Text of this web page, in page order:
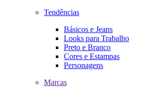
Tendências
Básicos e Jeans
Looks para Trabalho
Preto e Branco
Cores e Estampas
Personagens
Marcas